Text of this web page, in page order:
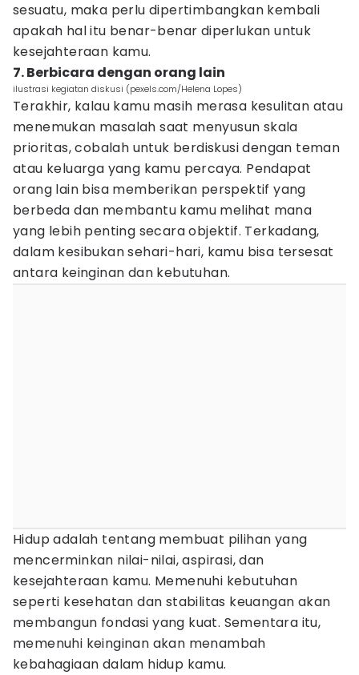
sesuatu, maka perlu dipertimbangkan kembali
apakah hal itu benar-benar diperlukan untuk
kesejahteraan kamu.
7. Berbicara dengan orang lain
ilustrasi kegiatan diskusi (pexels.com/Helena Lopes)
Terakhir, kalau kamu masih merasa kesulitan atau
menemukan masalah saat menyusun skala
prioritas, cobalah untuk berdiskusi dengan teman
atau keluarga yang kamu percaya. Pendapat
orang lain bisa memberikan perspektif yang
berbeda dan membantu kamu melihat mana
yang lebih penting secara objektif. Terkadang,
dalam kesibukan sehari-hari, kamu bisa tersesat
antara keinginan dan kebutuhan.
Hidup adalah tentang membuat pilihan yang
mencerminkan nilai-nilai, aspirasi, dan
kesejahteraan kamu. Memenuhi kebutuhan
seperti kesehatan dan stabilitas keuangan akan
membangun fondasi yang kuat. Sementara itu,
memenuhi keinginan akan menambah
kebahagiaan dalam hidup kamu.